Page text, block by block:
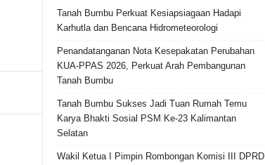
Tanah Bumbu Perkuat Kesiapsiagaan Hadapi
Karhutla dan Bencana Hidrometeorologi
Penandatanganan Nota Kesepakatan Perubahan
KUA-PPAS 2026, Perkuat Arah Pembangunan
Tanah Bumbu
Tanah Bumbu Sukses Jadi Tuan Rumah Temu
Karya Bhakti Sosial PSM Ke-23 Kalimantan
Selatan
Wakil Ketua I Pimpin Rombongan Komisi III DPRD